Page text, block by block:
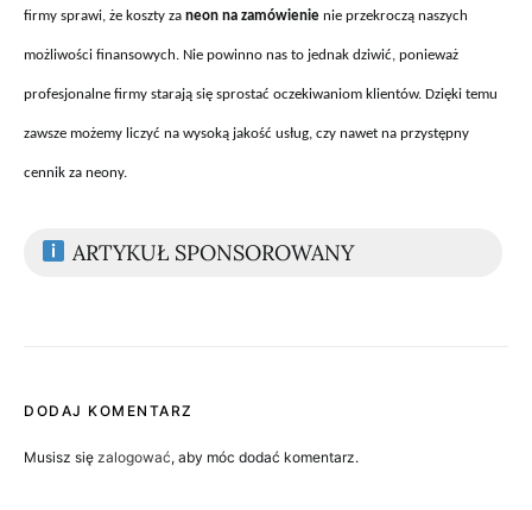
firmy sprawi, że koszty za neon na zamówienie nie przekroczą naszych
możliwości finansowych. Nie powinno nas to jednak dziwić, ponieważ
profesjonalne firmy starają się sprostać oczekiwaniom klientów. Dzięki temu
zawsze możemy liczyć na wysoką jakość usług, czy nawet na przystępny
cennik za neony.
ARTYKUŁ SPONSOROWANY
DODAJ KOMENTARZ
Musisz się zalogować, aby móc dodać komentarz.